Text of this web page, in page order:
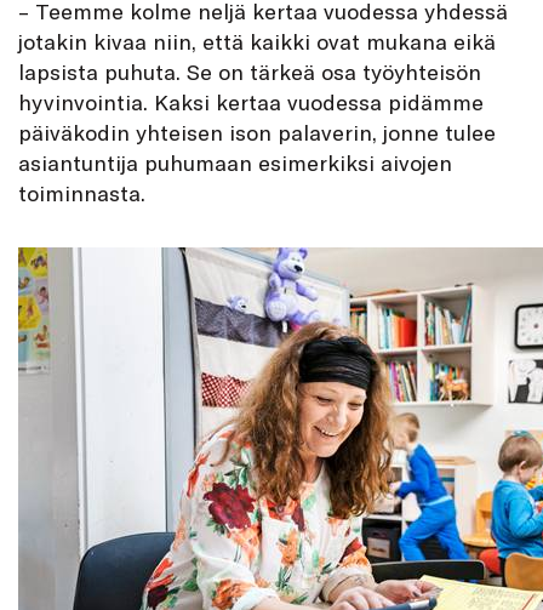
– Teemme kolme neljä kertaa vuodessa yhdessä
jotakin kivaa niin, että kaikki ovat mukana eikä
lapsista puhuta. Se on tärkeä osa työyhteisön
hyvinvointia. Kaksi kertaa vuodessa pidämme
päiväkodin yhteisen ison palaverin, jonne tulee
asiantuntija puhumaan esimerkiksi aivojen
toiminnasta.